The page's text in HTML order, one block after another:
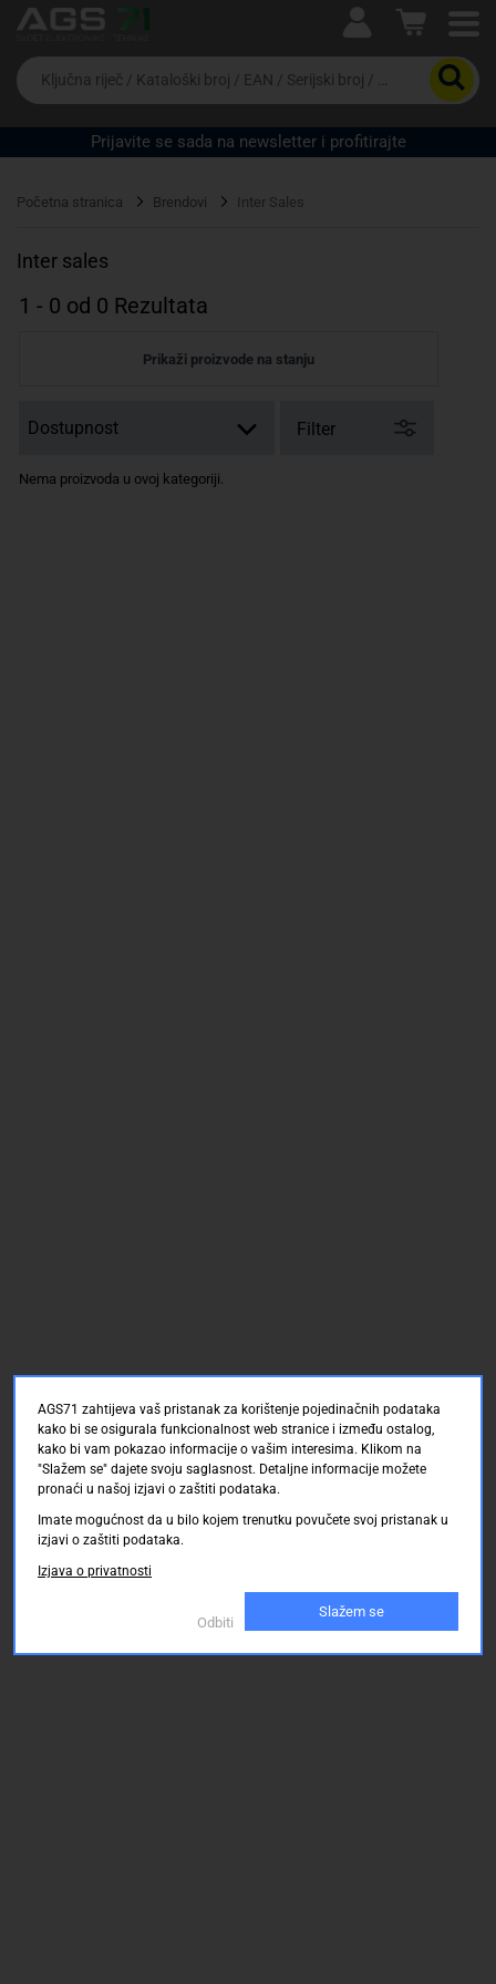
Ova postavka prilagođava asortiman proizvoda i
cijene vašim potrebama.
Da
biste
potražili
proizvod,
unesite
riječ,
EAN
serijski
Prijavite se sada na newsletter i profitirajte
Početna stranica Brendovi Inter Sales
Inter sales
1 - 0 od 0 Rezultata
Prikaži proizvode na stanju
Filter
Nema proizvoda u ovoj kategoriji.
AGS71 zahtijeva vaš pristanak za korištenje pojedinačnih podataka
kako bi se osigurala funkcionalnost web stranice i između ostalog,
kako bi vam pokazao informacije o vašim interesima. Klikom na
"Slažem se" dajete svoju saglasnost. Detaljne informacije možete
pronaći u našoj izjavi o zaštiti podataka.
Imate mogućnost da u bilo kojem trenutku povučete svoj pristanak u
izjavi o zaštiti podataka.
Izjava o privatnosti
Odbiti
Slažem se